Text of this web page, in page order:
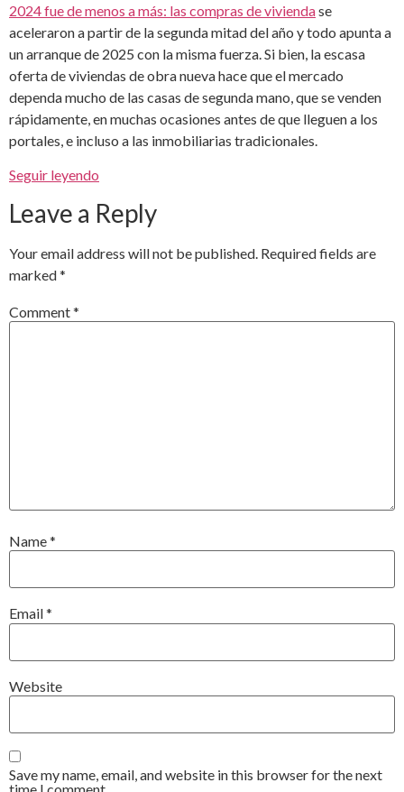
2024 fue de menos a más: las compras de viviendase
aceleraron a partir de la segunda mitad del año y todo apunta a
un arranque de 2025 con la misma fuerza. Si bien, la escasa
oferta de viviendas de obra nueva hace que el mercado
dependa mucho de las casas de segunda mano, que se venden
rápidamente, en muchas ocasiones antes de que lleguen a los
portales, e incluso a las inmobiliarias tradicionales.
Seguir leyendo
Leave a Reply
Your email address will not be published. Required fields are
marked*
Comment*
Name*
Email*
Website
Save my name, email, and website in this browser for the next